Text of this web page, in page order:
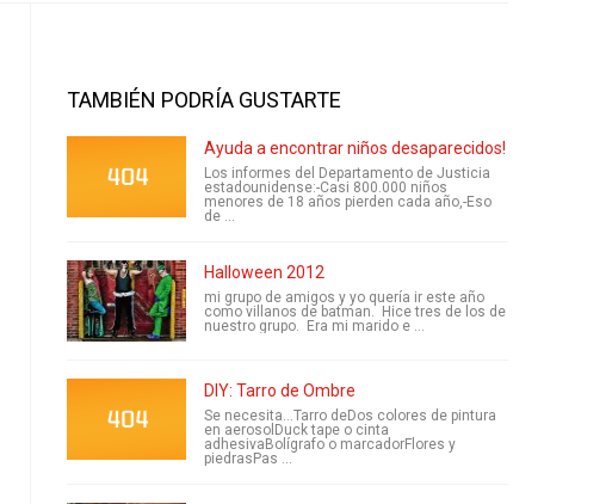
TAMBIÉN PODRÍA GUSTARTE
Ayuda a encontrar niños desaparecidos!
Los informes del Departamento de Justicia
estadounidense:-Casi 800.000 niños
menores de 18 años pierden cada año,-Eso
de ...
Halloween 2012
mi grupo de amigos y yo quería ir este año
como villanos de batman. Hice tres de los de
nuestro grupo. Era mi marido e ...
DIY: Tarro de Ombre
Se necesita...Tarro deDos colores de pintura
en aerosolDuck tape o cinta
adhesivaBolígrafo o marcadorFlores y
piedrasPas ...